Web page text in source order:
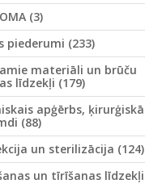
(3)
piederumi (233)
materiāli un brūču
līdzekļi (179)
apģērbs, ķirurģiskā
(88)
un sterilizācija (124)
un tīrīšanas līdzekļi